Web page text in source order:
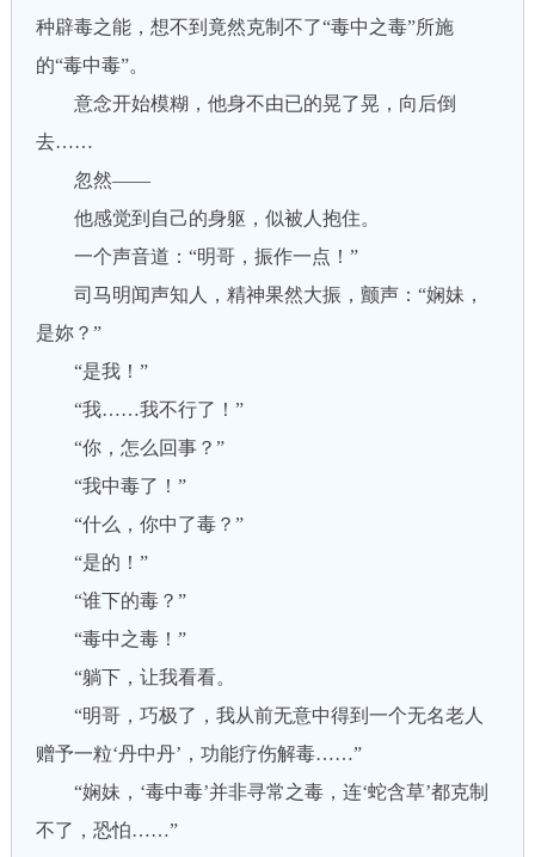
种辟毒之能，想不到竟然克制不了“毒中之毒”所施
的“毒中毒”。
意念开始模糊，他身不由已的晃了晃，向后倒
去……
忽然——
他感觉到自己的身躯，似被人抱住。
一个声音道：“明哥，振作一点！”
司马明闻声知人，精神果然大振，颤声：“娴妹，
是妳？”
“是我！”
“我……我不行了！”
“你，怎么回事？”
“我中毒了！”
“什么，你中了毒？”
“是的！”
“谁下的毒？”
“毒中之毒！”
“躺下，让我看看。
“明哥，巧极了，我从前无意中得到一个无名老人
赠予一粒‘丹中丹’，功能疗伤解毒……”
“娴妹，‘毒中毒’并非寻常之毒，连‘蛇含草’都克制
不了，恐怕……”